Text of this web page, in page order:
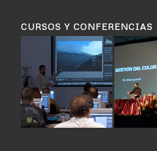
CURSOS Y CONFERENCIAS